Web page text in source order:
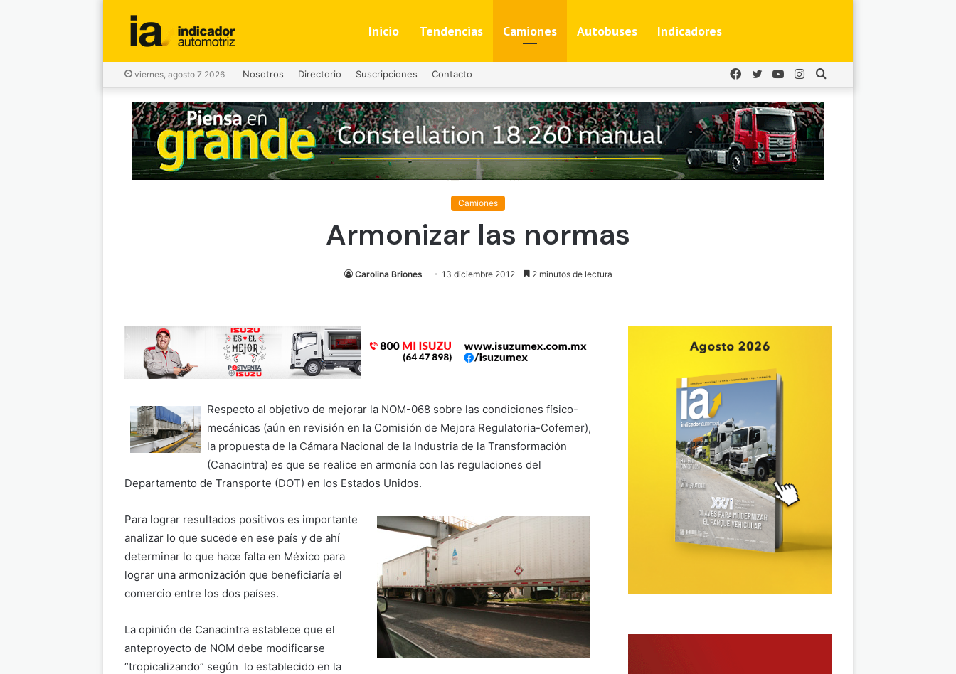
Inicio Tendencias Camiones Autobuses Indicadores
viernes, agosto 7 2026 Nosotros Directorio Suscripciones Contacto
Buscar
Instagram
YouTube
Twitter
Facebook
Camiones
Armonizar las normas
Carolina Briones 13 diciembre 2012 2 minutos de lectura
Respecto al objetivo de mejorar la NOM-068 sobre las condiciones físico-
mecánicas (aún en revisión en la Comisión de Mejora Regulatoria-Cofemer),
la propuesta de la Cámara Nacional de la Industria de la Transformación
(Canacintra) es que se realice en armonía con las regulaciones del
Departamento de Transporte (DOT) en los Estados Unidos.
Para lograr resultados positivos es importante
analizar lo que sucede en ese país y de ahí
determinar lo que hace falta en México para
lograr una armonización que beneficiaría el
comercio entre los dos países.
La opinión de Canacintra establece que el
anteproyecto de NOM debe modificarse
“tropicalizando” según lo establecido en la